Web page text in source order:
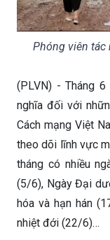
Phóng viên tác
(PLVN) - Tháng
nghĩa đối với
Cách mạng Việt
theo dõi lĩnh vực
tháng có nhiều
(5/6), Ngày Đại
hóa và hạn hán
nhiệt đới (22/6)…